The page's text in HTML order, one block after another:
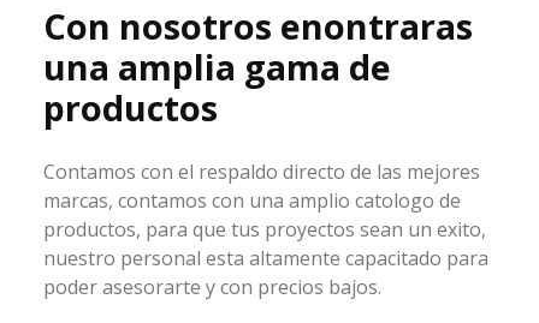
Con nosotros enontraras
una amplia gama de
productos
Contamos con el respaldo directo de las mejores
marcas, contamos con una amplio catologo de
productos, para que tus proyectos sean un exito,
nuestro personal esta altamente capacitado para
poder asesorarte y con precios bajos.